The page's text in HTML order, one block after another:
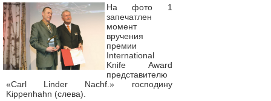
На фото 1
запечатлен
момент
вручения
премии
International
Knife Award
представителю
«Carl Linder Nachf.» господину
Kippenhahn (слева).